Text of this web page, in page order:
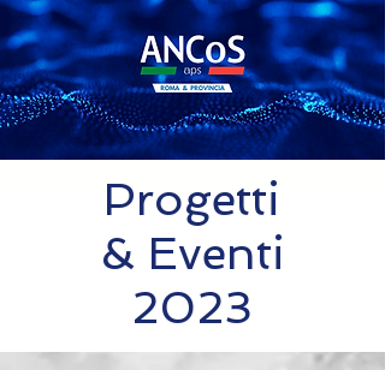
Progetti
& Eventi
2023